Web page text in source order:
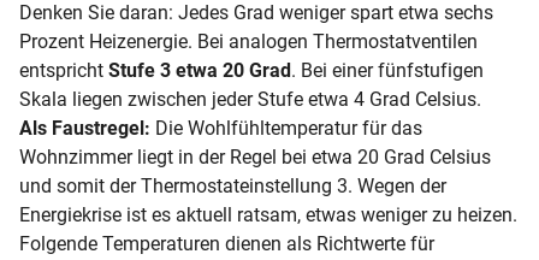
Denken Sie daran: Jedes Grad weniger spart etwa sechs
Prozent Heizenergie. Bei analogen Thermostatventilen
entspricht Stufe 3 etwa 20 Grad . Bei einer fünfstufigen
Skala liegen zwischen jeder Stufe etwa 4 Grad Celsius.
Als Faustregel: Die Wohlfühltemperatur für das
Wohnzimmer liegt in der Regel bei etwa 20 Grad Celsius
und somit der Thermostateinstellung 3. Wegen der
Energiekrise ist es aktuell ratsam, etwas weniger zu heizen.
Folgende Temperaturen dienen als Richtwerte für